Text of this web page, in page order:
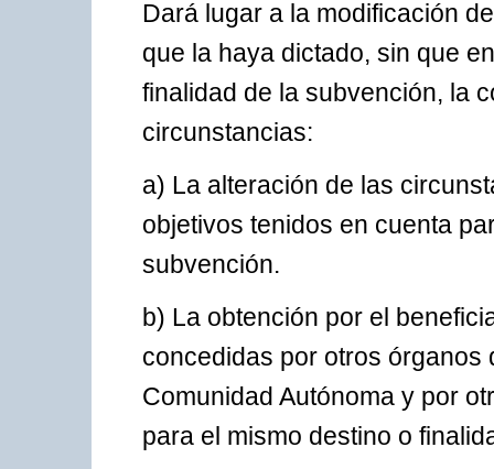
Dará lugar a la modificación
que la haya dictado, sin que
finalidad de la subvención, la
circunstancias:
a) La alteración de las
objetivos tenidos en cuenta
subvención.
b) La obtención por el
concedidas por otros órganos
Comunidad Autónoma y por
para el mismo destino o